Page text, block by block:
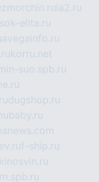
ia2.ru
elita.ru
avegainfo.ru
korru.net
suo.spb.ru
dugshop.ru
f-ship.ru
kinosvin.ru